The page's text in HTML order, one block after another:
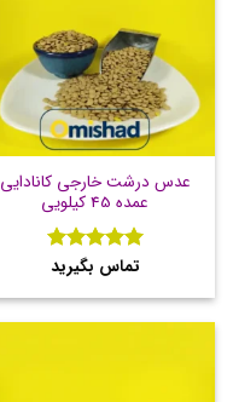
عدس درشت خارجی کانادایی
عمده 45 کیلویی
نمره 5از
تماس بگیرید